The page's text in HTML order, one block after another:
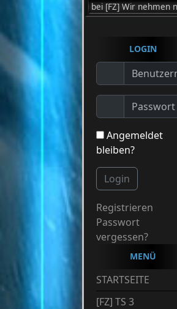
bei [FZ] Wir nehmen noch
LOGIN
Angemeldet
bleiben?
Login
Registrieren
Passwort
vergessen?
MENÜ
STARTSEITE
[FZ] TS 3